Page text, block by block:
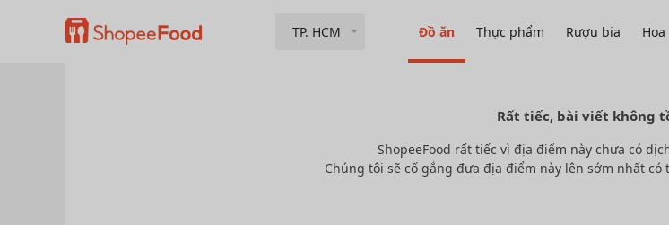
TP. HCM Đồ ăn Thực phẩm Rượu bia Hoa
Rất tiếc, bài viết không
ShopeeFood rất tiếc vì địa điểm này chưa có
Chúng tôi sẽ cố gắng đưa địa điểm này lên sớm nhất